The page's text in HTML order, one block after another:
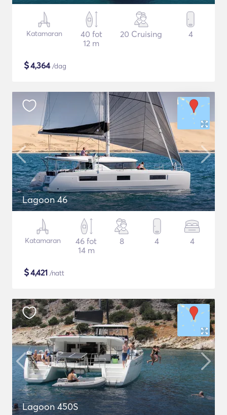
Katamaran
40 fot
12 m
20 Cruising 4
$4,364/dag
Lagoon 46
Katamaran
46 fot
14 m
8 4 4
$4,421 /natt
Lagoon 450S